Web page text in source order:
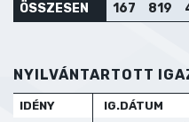
ÖSSZESEN
167 819
NYILVÁNTARTOTT
IDÉNY IG.DÁTUM